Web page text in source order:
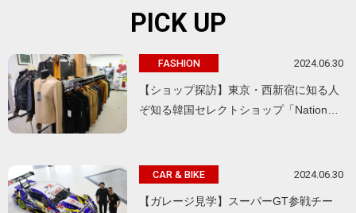
PICK UP
FASHION 2024.06.30
【ショップ探訪】東京・西新宿に知る人
ぞ知る韓国セレクトショップ「Nation…
CAR & BIKE 2024.06.30
【ガレージ見学】スーパーGT参戦チー